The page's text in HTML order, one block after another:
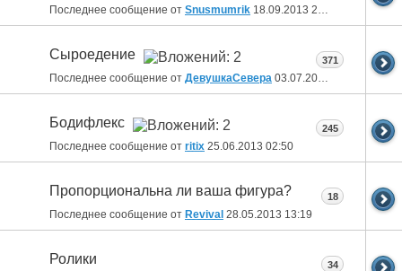
Последнее сообщение от Snusmumrik 18.09.2013 20:54
Сыроедение
Последнее сообщение от ДевушкаСевера 03.07.2013
371
Бодифлекс
Последнее сообщение от ritix 25.06.2013 02:50
245
Пропорциональна ли ваша фигура?
Последнее сообщение от Revival 28.05.2013 13:19
18
Ролики 34